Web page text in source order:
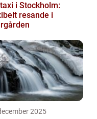
i Stockholm:
resande i
2025